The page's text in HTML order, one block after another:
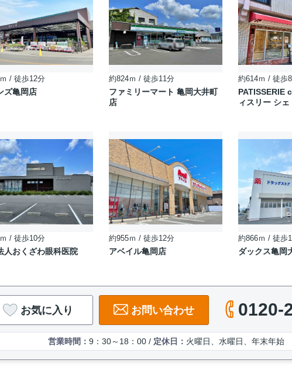
/ 徒歩12分
ズ亀岡店
約824ｍ / 徒歩11分
ファミリーマート 亀岡大井町
店
約614ｍ / 徒歩
PATISSERIE
ィスリー シ
/ 徒歩10分
人おくざわ眼科医院
約955ｍ / 徒歩12分
アベイル亀岡店
約866ｍ / 徒歩
ダックス亀岡
お気に入り お問い合わせ 0120-
営業時間： 9：30～18：00 / 定休日： 火曜日、水曜日、年末年始